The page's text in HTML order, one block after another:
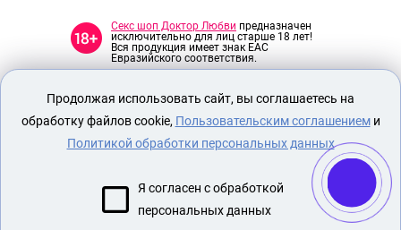
Секс шоп Доктор Любви предназначен
исключительно для лиц старше 18 лет!
Вся продукция имеет знак EAC
Евразийского соответствия.
О МАГАЗИНЕ
ОПЛАТА И ДОСТАВКА
СЕКС ИГРУШКИ
БДСМ
НАСАДКА НА ЧЛЕН
Продолжая использовать сайт, вы соглашаетесь на
обработку файлов cookie, Пользовательским соглашениеми
Политикой обработки персональных данных
Я согласен с обработкой
персональных данных